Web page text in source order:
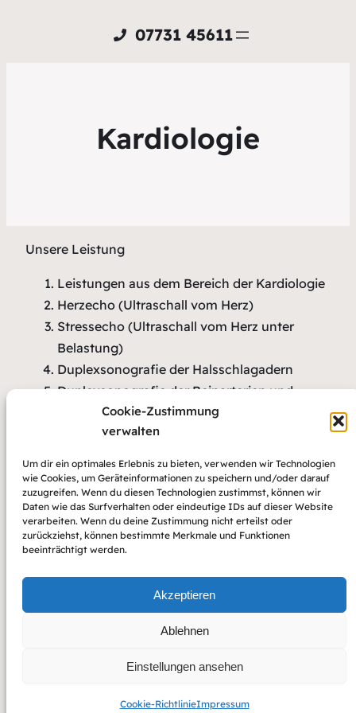
Cookie-Zustimmung
verwalten
Um dir ein optimales Erlebnis zu bieten, verwenden wir Technologien
wie Cookies, um Geräteinformationen zu speichern und/oder darauf
zuzugreifen. Wenn du diesen Technologien zustimmst, können wir
Daten wie das Surfverhalten oder eindeutige IDs auf dieser Website
verarbeiten. Wenn du deine Zustimmung nicht erteilst oder
zurückziehst, können bestimmte Merkmale und Funktionen
beeinträchtigt werden.
Akzeptieren
Ablehnen
Einstellungen ansehen
Cookie-RichtlinieImpressum
07731 45611
Kardiologie
Unsere Leistung
Leistungen aus dem Bereich der Kardiologie
Herzecho (Ultraschall vom Herz)
Stressecho (Ultraschall vom Herz unter
Belastung)
Duplexsonografie der Halsschlagadern
Duplexsonografie der Beinarterien und
Beinvenen
Langzeit-EKG
Langzeit-Bluttdruckmessung
Laboruntersuchungen